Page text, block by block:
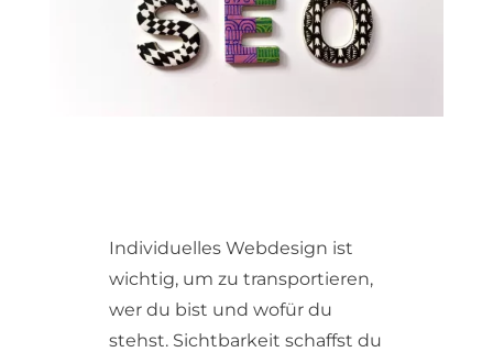
Individuelles Webdesign ist
wichtig, um zu transportieren,
wer du bist und wofür du
stehst. Sichtbarkeit schaffst du